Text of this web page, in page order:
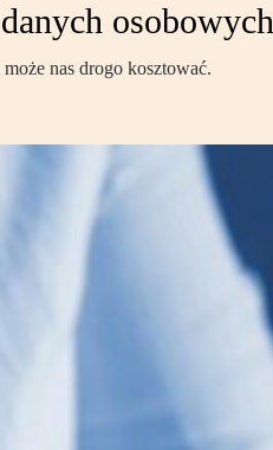
osobowych
nas drogo kosztować.